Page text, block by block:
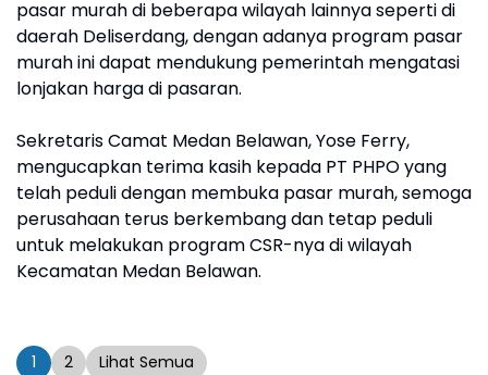
pasar murah di beberapa wilayah lainnya seperti di
daerah Deliserdang, dengan adanya program pasar
murah ini dapat mendukung pemerintah mengatasi
lonjakan harga di pasaran.
Sekretaris Camat Medan Belawan, Yose Ferry,
mengucapkan terima kasih kepada PT PHPO yang
telah peduli dengan membuka pasar murah, semoga
perusahaan terus berkembang dan tetap peduli
untuk melakukan program CSR-nya di wilayah
Kecamatan Medan Belawan.
1 2 Lihat Semua